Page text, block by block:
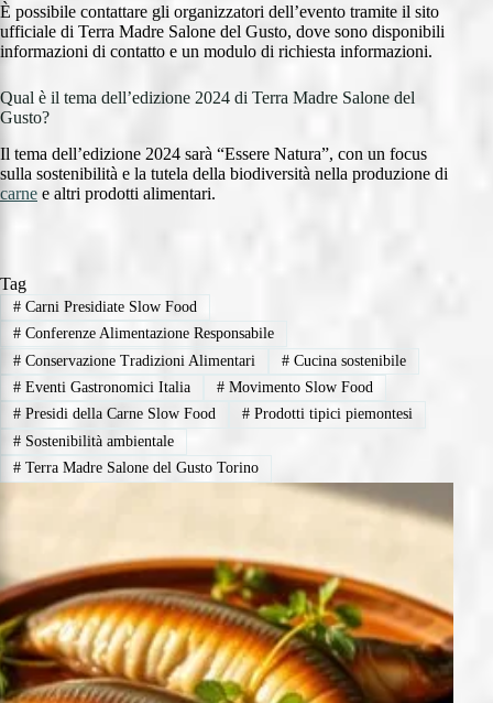
È possibile contattare gli organizzatori dell’evento tramite il sito
ufficiale di Terra Madre Salone del Gusto, dove sono disponibili
informazioni di contatto e un modulo di richiesta informazioni.
Qual è il tema dell’edizione 2024 di Terra Madre Salone del
Gusto?
Il tema dell’edizione 2024 sarà “Essere Natura”, con un focus
sulla sostenibilità e la tutela della biodiversità nella produzione di
carne e altri prodotti alimentari.
Tag
#Carni Presidiate Slow Food
#Conferenze Alimentazione Responsabile
#Conservazione Tradizioni Alimentari #Cucina sostenibile
#Eventi Gastronomici Italia #Movimento Slow Food
#Presidi della Carne Slow Food #Prodotti tipici piemontesi
#Sostenibilità ambientale
#Terra Madre Salone del Gusto Torino